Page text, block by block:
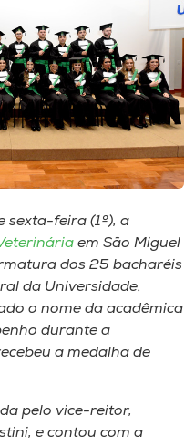
sexta-feira (1º), a
em São Miguel
dos 25 bacharéis
da Universidade.
o nome da acadêmica
durante a
a medalha de
pelo vice-reitor,
e contou com a